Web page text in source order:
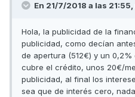
En 21/7/2018 a las 21:55,
Hola, la publicidad de la
publicidad, como decían
de apertura (512€) y un
cubre el crédito, unos 20€/
publicidad, al final los
sea que de interés cero,